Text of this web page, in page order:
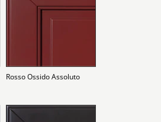
Rosso Ossido Assoluto